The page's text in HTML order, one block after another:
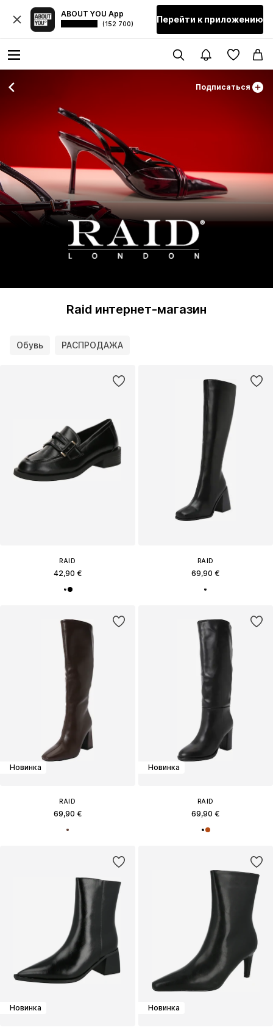
ABOUT YOU App
(152 700) Перейти к приложению
Подписаться
Raid интернет-магазин
Обувь РАСПРОДАЖА
RAID
42,90 €
RAID
69,90 €
Новинка
RAID
69,90 €
Новинка
RAID
69,90 €
Новинка Новинка